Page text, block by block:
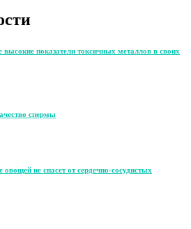
показатели токсичных металлов в своих
спермы
не спасет от сердечно-сосудистых